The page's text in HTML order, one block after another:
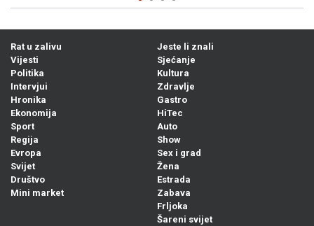
Rat u zalivu
Vijesti
Politika
Intervjui
Hronika
Ekonomija
Sport
Regija
Evropa
Svijet
Društvo
Mini market
Jeste li znali
Sjećanje
Kultura
Zdravlje
Gastro
HiTec
Auto
Show
Sex i grad
Žena
Estrada
Zabava
Frljoka
Šareni svijet